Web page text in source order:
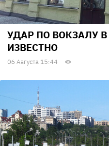
УДАР ПО ВОКЗАЛУ
ИЗВЕСТНО
06 Августа 15:44